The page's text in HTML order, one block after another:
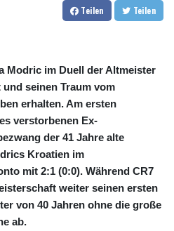
Teilen Teilen
Modric im Duell der Altmeister
seinen Traum vom
erhalten. Am ersten
verstorbenen Ex-
der 41 Jahre alte
Kroatien im
mit 2:1 (0:0). Während CR7
weiter seinen ersten
von 40 Jahren ohne die große
ab.